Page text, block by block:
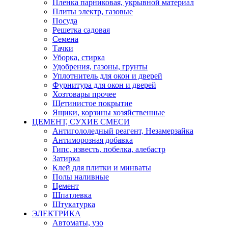
Пленка парниковая, укрывной материал
Плиты электр, газовые
Посуда
Решетка садовая
Семена
Тачки
Уборка, стирка
Удобрения, газоны, грунты
Уплотнитель для окон и дверей
Фурнитура для окон и дверей
Хозтовары прочее
Щетинистое покрытие
Ящики, корзины хозяйственные
ЦЕМЕНТ, СУХИЕ СМЕСИ
Антигололедный реагент, Незамерзайка
Антиморозная добавка
Гипс, известь, побелка, алебастр
Затирка
Клей для плитки и минваты
Полы наливные
Цемент
Шпатлевка
Штукатурка
ЭЛЕКТРИКА
Автоматы, узо